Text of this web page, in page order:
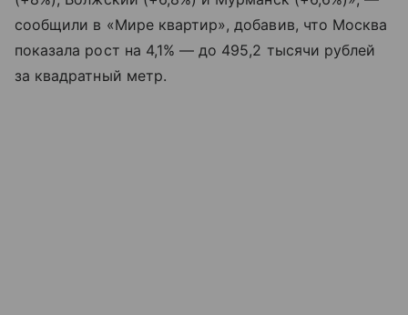
сообщили в «Мире квартир», добавив, что Москва
показала рост на 4,1% — до 495,2 тысячи рублей
за квадратный метр.